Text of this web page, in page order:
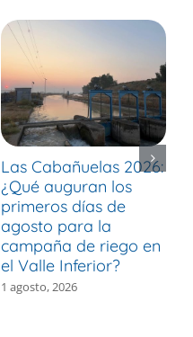
Las Cabañuelas 2026:
¿Qué auguran los
primeros días de
agosto para la
campaña de riego en
el Valle Inferior?
1 agosto, 2026